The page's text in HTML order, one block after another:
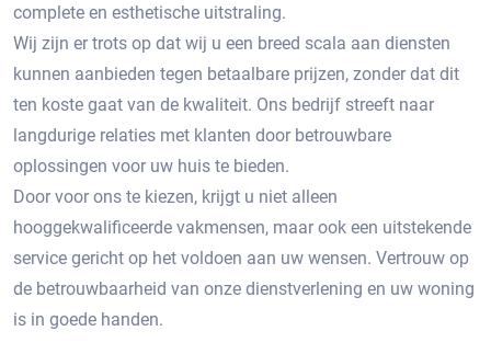
complete en esthetische uitstraling.
Wij zijn er trots op dat wij u een breed scala aan diensten
kunnen aanbieden tegen betaalbare prijzen, zonder dat dit
ten koste gaat van de kwaliteit. Ons bedrijf streeft naar
langdurige relaties met klanten door betrouwbare
oplossingen voor uw huis te bieden.
Door voor ons te kiezen, krijgt u niet alleen
hooggekwalificeerde vakmensen, maar ook een uitstekende
service gericht op het voldoen aan uw wensen. Vertrouw op
de betrouwbaarheid van onze dienstverlening en uw woning
is in goede handen.